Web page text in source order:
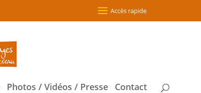
Accès rapide
Photos / Vidéos / Presse Contact